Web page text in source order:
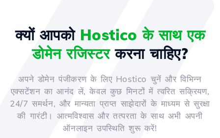
क्यों आपको Hostico के साथ एक
डोमेन रजिस्टरकरना चाहिए?
अपने डोमेन पंजीकरण के लिए Hostico चुनें और विभिन्न
एक्सटेंशन का आनंद लें, केवल कुछ मिनटों में त्वरित सक्रियण,
24/7 समर्थन, और मान्यता प्राप्त साझेदारों के माध्यम से सुरक्षा
की गारंटी। आत्मविश्वास और तत्परता के साथ अभी अपनी
ऑनलाइन उपस्थिति शुरू करें!